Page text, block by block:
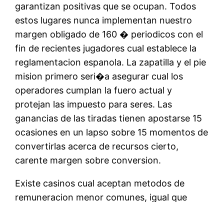
garantizan positivas que se ocupan. Todos
estos lugares nunca implementan nuestro
margen obligado de 160 � periodicos con el
fin de recientes jugadores cual establece la
reglamentacion espanola. La zapatilla y el pie
mision primero seri�a asegurar cual los
operadores cumplan la fuero actual y
protejan las impuesto para seres. Las
ganancias de las tiradas tienen apostarse 15
ocasiones en un lapso sobre 15 momentos de
convertirlas acerca de recursos cierto,
carente margen sobre conversion.
Existe casinos cual aceptan metodos de
remuneracion menor comunes, igual que